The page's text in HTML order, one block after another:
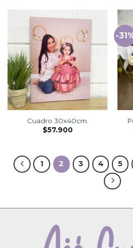
Cuadro 30x40cm.
$57.900
-
1 2 3 4 5